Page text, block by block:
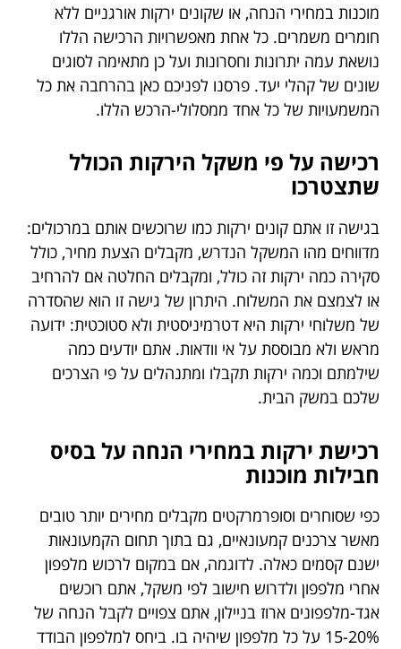
מוכנות במחירי הנחה, או שקונים ירקות אורגניים ללא
חומרים משמרים. כל אחת מאפשרויות הרכישה הללו
נושאת עמה יתרונות וחסרונות ועל כן מתאימה לסוגים
שונים של קהלי יעד. פרסנו לפניכם כאן בהרחבה את כל
המשמעויות של כל אחד ממסלולי-הרכש הללו.
רכישה על פי משקל הירקות הכולל
שתצטרכו
בגישה זו אתם קונים ירקות כמו שרוכשים אותם במרכולים:
מדווחים מהו המשקל הנדרש, מקבלים הצעת מחיר, כולל
סקירה כמה ירקות זה כולל, ומקבלים החלטה אם להרחיב
או לצמצם את המשלוח. היתרון של גישה זו הוא שהסדרה
של משלוחי ירקות היא דטרמיניסטית ולא סטוכטית: ידועה
מראש ולא מבוססת על אי וודאות. אתם יודעים כמה
שילמתם וכמה ירקות תקבלו ומתנהלים על פי הצרכים
שלכם במשק הבית.
רכישת ירקות במחירי הנחה על בסיס
חבילות מוכנות
כפי שסוחרים וסופרמרקטים מקבלים מחירים יותר טובים
מאשר צרכנים קמעונאיים, גם בתוך תחום הקמעונאות
ישנם קסמים כאלה. לדוגמה, אם במקום לרכוש מלפפון
אחרי מלפפון ולדרוש חישוב לפי משקל, אתם רוכשים
אגד-מלפפונים ארוז בניילון, אתם צפויים לקבל הנחה של
15-20% על כל מלפפון שיהיה בו. ביחס למלפפון הבודד